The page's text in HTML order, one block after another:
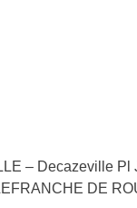
– Decazeville Pl
DE